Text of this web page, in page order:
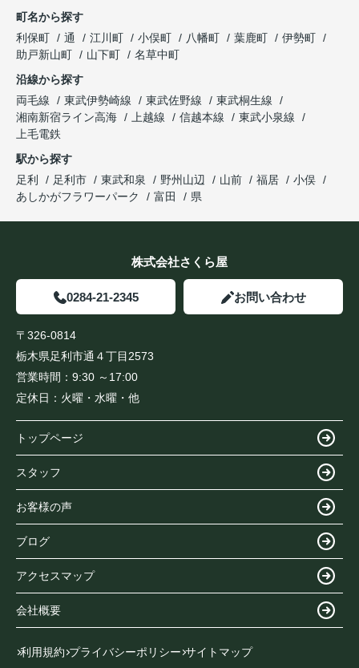
町名から探す
利保町
通 江川町 小俣町 八幡町 葉鹿町
伊勢町
助戸新山町
山下町
名草中町
沿線から探す
両毛線
東武伊勢崎線 東武佐野線
東武桐生線
湘南新宿ライン高海
上越線 信越本線
東武小泉線
上毛電鉄
駅から探す
足利
足利市 東武和泉 野州山辺 山前 福居
小俣
あしかがフラワーパーク
富田 県
株式会社さくら屋
0284-21-2345 お問い合わせ
〒326-0814
栃木県足利市通４丁目2573
営業時間： 9:30 ～17:00
定休日： 火曜・水曜・他
トップページ
スタッフ
お客様の声
ブログ
アクセスマップ
会社概要
利用規約 プライバシーポリシー サイトマップ